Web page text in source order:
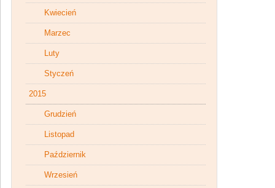
Kwiecień
Marzec
Luty
Styczeń
2015
Grudzień
Listopad
Październik
Wrzesień